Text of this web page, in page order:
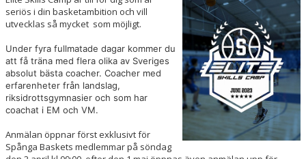
MEDLEMSAPP
DOKUMENT
NYHETER
KALENDER
seriös i din basketambition och vill
utvecklas så mycket som möjligt.
Under fyra fullmatade dagar kommer du
att få träna med flera olika av Sveriges
absolut bästa coacher. Coacher med
erfarenheter från landslag,
riksidrottsgymnasier och som har
coachat i EM och VM.
Anmälan öppnar först exklusivt för
Spånga Baskets medlemmar på söndag